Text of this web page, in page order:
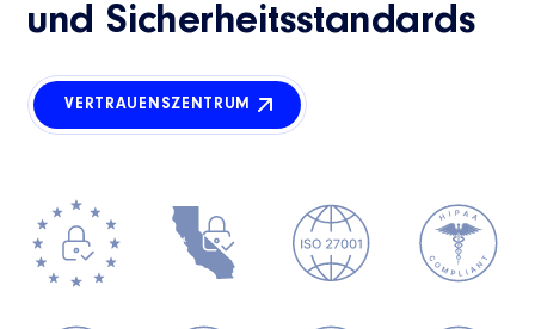
und Sicherheitsstandards
VERTRAUENSZENTRUM